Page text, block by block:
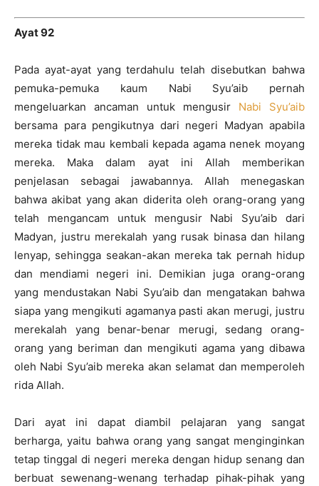
Ayat 92
Pada ayat-ayat yang terdahulu telah disebutkan bahwa
pemuka-pemuka kaum Nabi Syu’aib pernah
mengeluarkan ancaman untuk mengusir Nabi Syu’aib
bersama para pengikutnya dari negeri Madyan apabila
mereka tidak mau kembali kepada agama nenek moyang
mereka. Maka dalam ayat ini Allah memberikan
penjelasan sebagai jawabannya. Allah menegaskan
bahwa akibat yang akan diderita oleh orang-orang yang
telah mengancam untuk mengusir Nabi Syu’aib dari
Madyan, justru merekalah yang rusak binasa dan hilang
lenyap, sehingga seakan-akan mereka tak pernah hidup
dan mendiami negeri ini. Demikian juga orang-orang
yang mendustakan Nabi Syu’aib dan mengatakan bahwa
siapa yang mengikuti agamanya pasti akan merugi, justru
merekalah yang benar-benar merugi, sedang orang-
orang yang beriman dan mengikuti agama yang dibawa
oleh Nabi Syu’aib mereka akan selamat dan memperoleh
rida Allah.
Dari ayat ini dapat diambil pelajaran yang sangat
berharga, yaitu bahwa orang yang sangat menginginkan
tetap tinggal di negeri mereka dengan hidup senang dan
berbuat sewenang-wenang terhadap pihak-pihak yang